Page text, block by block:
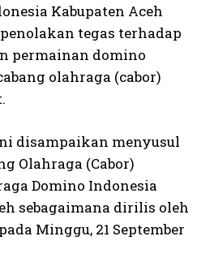
Kabupaten Aceh
tegas terhadap
permainan domino
olahraga (cabor)
disampaikan menyusul
Olahraga (Cabor)
Domino Indonesia
sebagaimana dirilis oleh
Minggu, 21 September